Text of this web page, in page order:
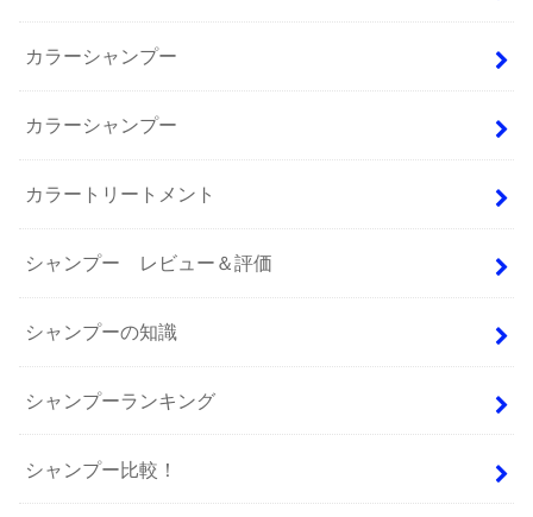
カラーシャンプー
カラーシャンプー
カラートリートメント
シャンプー レビュー＆評価
シャンプーの知識
シャンプーランキング
シャンプー比較！